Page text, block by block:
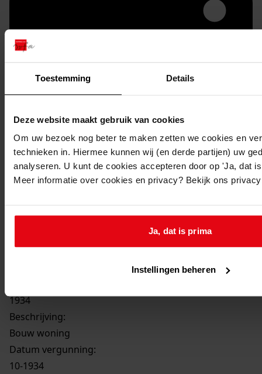
Toestemming Details
Deze website maakt gebruik van cookies
Om uw bezoek nog beter te maken zetten we cookies en
technieken in. Hiermee kunnen wij (en derde partijen) uw
analyseren. U kunt de cookies accepteren door op 'Ja, dat
Meer informatie over cookies en privacy? Bekijk ons
Ja, dat is prima
Instellingen beheren
Printen
duurzaam webadres
Inventaris
1934
Beschrijving:
Bouw woning
Datum vergunning:
10-1934